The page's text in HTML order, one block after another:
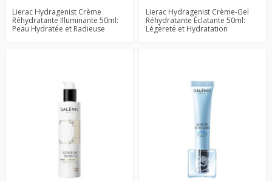
Lierac Hydragenist Crème
Réhydratante Illuminante 50ml:
Peau Hydratée et Radieuse
Lierac Hydragenist Crème-Gel
Réhydratante Éclatante 50ml:
Légèreté et Hydratation